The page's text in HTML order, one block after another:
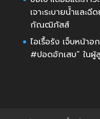
เจาะระบายน้ำและ
กัณฒิภัสส์
ไอเรื้อรัง เจ็บหน้
#ปอดอักเสบ” ในผู้